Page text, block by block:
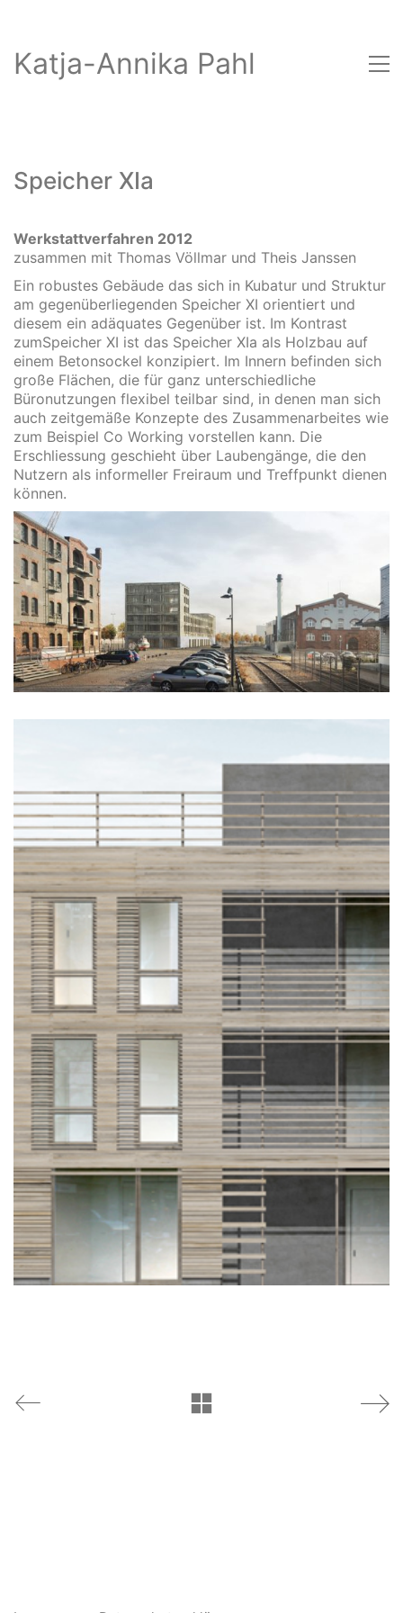
Katja-Annika Pahl
Speicher XIa
Werkstattverfahren 2012
zusammen mit Thomas Völlmar und Theis Janssen
Ein robustes Gebäude das sich in Kubatur und Struktur
am gegenüberliegenden Speicher XI orientiert und
diesem ein adäquates Gegenüber ist. Im Kontrast
zumSpeicher XI ist das Speicher XIa als Holzbau auf
einem Betonsockel konzipiert. Im Innern befinden sich
große Flächen, die für ganz unterschiedliche
Büronutzungen flexibel teilbar sind, in denen man sich
auch zeitgemäße Konzepte des Zusammenarbeites wie
zum Beispiel Co Working vorstellen kann. Die
Erschliessung geschieht über Laubengänge, die den
Nutzern als informeller Freiraum und Treffpunkt dienen
können.